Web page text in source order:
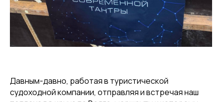
Давным-давно, работая в туристической
судоходной компании, отправляя и встречая наш